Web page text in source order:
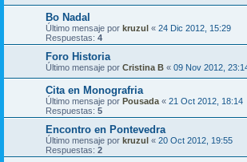
Bo Nadal
Último mensaje por kruzul « 24 Dic 2012, 15:29
Respuestas: 4
Foro Historia
Último mensaje por Cristina B « 09 Nov 2012,
Cita en Monografria
Último mensaje por Pousada « 21 Oct 2012, 18:14
Respuestas: 5
Encontro en Pontevedra
Último mensaje por kruzul « 20 Oct 2012, 19:55
Respuestas: 2